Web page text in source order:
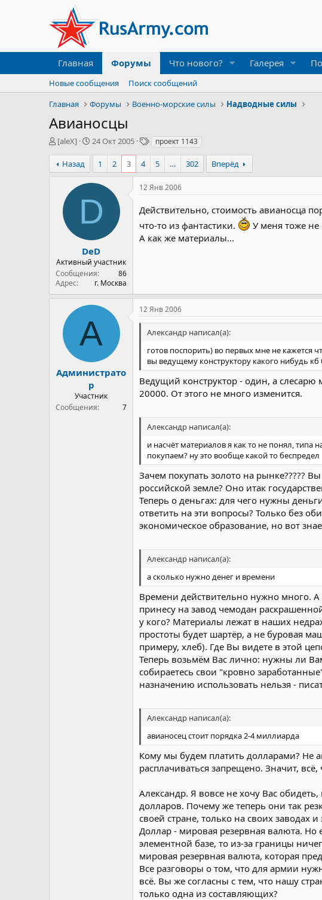
Главная Форумы Что нового? Галерея
Новые сообщения
Поиск сообщений
Главная
Форумы Военно-морские силы Надводные силы
Авианосцы
А
т
о
[aleX]
Д
а
н
ч
л
а
24 Окт 2005
Т
и
проект 1143
Назад 1 2 3 4 5 … 302 Вперёд
D
DeD
Активный участник
Сообщения
86
Адрес
г. Москва
12 Янв 2006
Действительно, стоимость авианосца
что-то из фантастики.
У меня тоже не
А как же материалы...
А
Администрато
р
Участник
Сообщения
7
12 Янв 2006
Александр написал(а):
готов поспорить) во первых мне не кажется
вы ведущему конструктору какого нибудь кб
Ведущий конструктор - один, а
20000. От этого не много изменится.
Александр написал(а):
и насчёт материалов я как то не понял, типа
покупаем? ну это вообще какой то беспредел
Зачем покупать золото на рынке?????
российской земле? Оно итак
Теперь о деньгах: для чего нужны
ответить на эти вопросы? Только без
экономическое образование, но вот
Александр написал(а):
а сколько нужно денег и времени
Времени действительно нужно много. А
принесу на завод чемодан
у кого? Материалы лежат в наших
простоты будет шартёр, а не буровая
примеру, хлеб). Где Вы видете в этой
Теперь возьмём Вас лично: нужны ли
собираетесь свои "кровно
назначению использовать нельзя -
Александр написал(а):
авианосец стоит порядка 2-4 миллиарда
Кому мы будем платить долларами? Не
расплачиваться запрещено. Значит,
Александр. Я вовсе не хочу Вас
долларов. Почему же теперь они так
своей стране, только на своих заводах
Доллар - мировая резервная валюта. Но
элементной базе, то из-за границы
мировая резервная валюта, которая
Все разговоры о том, что для армии
всё. Вы же согласны с тем, что нашу
только одна из составляющих?